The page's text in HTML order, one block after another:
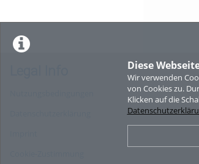
Diese
Wir verwenden
von Cookies zu.
Klicken auf die